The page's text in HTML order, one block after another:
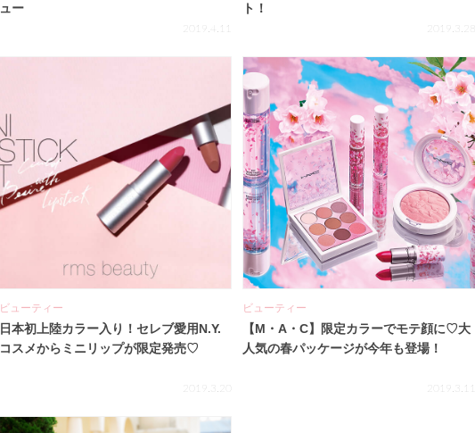
ュー
2019.4.11
ト！
2019.3.28
ビューティー
日本初上陸カラー入り！セレブ愛用N.Y.
コスメからミニリップが限定発売♡
2019.3.20
ビューティー
【M・A・C】限定カラーでモテ顔に♡大
人気の春パッケージが今年も登場！
2019.3.11